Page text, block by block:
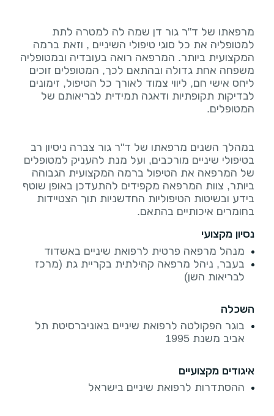
מרפאתו של ד"ר גור דן שמה לה למטרה לתת
למטופליה את כל סוגי טיפולי השיניים , וזאת ברמה
המקצועית ביותר. המרפאה רואה בעובדיה ובמטופליה
משפחה אחת גדולה ובהתאם לכך, המטופלים זוכים
ליחס אישי חם, ליווי צמוד לאורך כל הטיפול, זימונים
לבדיקות תקופתיות ודאגה תמידית לבריאותם של
במהלך השנים מרפאתו של ד"ר גור צברה ניסיון רב
בטיפולי שיניים מורכבים, ועל מנת להעניק למטופלים
של המרפאה את הטיפול ברמה המקצועית הגבוהה
ביותר, צוות המרפאה מקפידים להתעדכן באופן שוטף
בידע ובשיטות הטיפוליות החדשניות תוך הצטיידות
בחומרים איכותיים בהתאם.
נסיון מקצועי
מנהל מרפאה פרטית לרפואת שיניים באשדוד
בעבר, ניהל מרפאה קהילתית בקריית גת (מרכז
לבריאות השן)
השכלה
בוגר הפקולטה לרפואת שיניים באוניברסיטת תל
אביב משנת 1995
איגודים מקצועיים
ההסתדרות לרפואת שיניים בישראל